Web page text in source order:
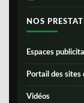
NOS
Espaces
Portail des sites
Vidéos